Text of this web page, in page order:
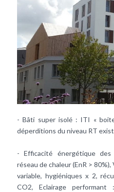
- Bâti super isolé : ITI «
déperditions du niveau RT
- Efficacité énergétique des
réseau de chaleur (EnR >
variable, hygiéniques x 2,
CO2, Eclairage